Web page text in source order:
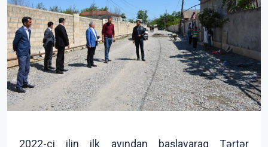
2022-ci ilin ilk ayından başlayaraq Tərtər